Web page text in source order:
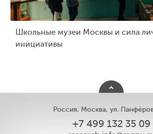
Школьные музеи Москвы и сила
инициативы
Россия, Москва, ул.
+7 499 132 35 09